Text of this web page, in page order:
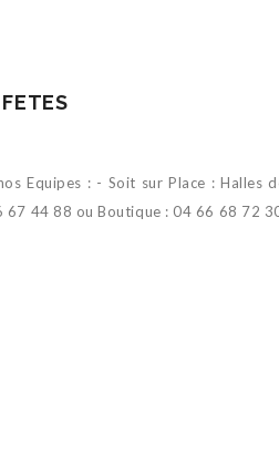
Equipes : - Soit sur Place : Halles
44 88 ou Boutique : 04 66 68 72